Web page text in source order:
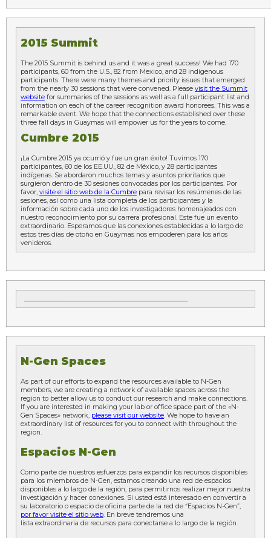
2015 Summit
The 2015 Summit is behind us and it was a great success! We had 170
participants, 60 from the U.S., 82 from Mexico, and 28 indigenous
participants. There were many themes and priority issues that emerged
from the nearly 30 sessions that were convened. Please visit the Summit
website for summaries of the sessions as well as a full participant list and
information on each of the career recognition award honorees. This was a
remarkable event. We hope that the connections established over these
three fall days in Guaymas will empower us for the years to come.
Cumbre 2015
¡La Cumbre 2015 ya ocurrió y fue un gran éxito! Tuvimos 170
participantes, 60 de los EE.UU., 82 de México, y 28 participantes
indígenas. Se abordaron muchos temas y asuntos prioritarios que
surgieron dentro de 30 sesiones convocadas por los participantes. Por
favor, visite el sitio web de la Cumbre para revisar los resúmenes de las
sesiones, así como una lista completa de los participantes y la
información sobre cada uno de los investigadores homenajeados con
nuestro reconocimiento por su carrera profesional. Este fue un evento
extraordinario. Esperamos que las conexiones establecidas a lo largo de
estos tres días de otoño en Guaymas nos empoderen para los años
venideros.
N-Gen Spaces
As part of our efforts to expand the resources available to N-Gen
members, we are creating a network of available spaces across the
region to better allow us to conduct our research and make connections.
If you are interested in making your lab or office space part of the «N-
Gen Spaces» network, please visit our website. We hope to have an
extraordinary list of resources for you to connect with throughout the
region.
Espacios N-Gen
Como parte de nuestros esfuerzos para expandir los recursos disponibles
para los miembros de N-Gen, estamos creando una red de espacios
disponibles a lo largo de la región, para permitirnos realizar mejor nuestra
investigación y hacer conexiones. Si usted está interesado en convertir a
su laboratorio o espacio de oficina parte de la red de “Espacios N-Gen”,
por favor visite el sitio web . En breve tendremos una
lista extraordinaria de recursos para conectarse a lo largo de la región.